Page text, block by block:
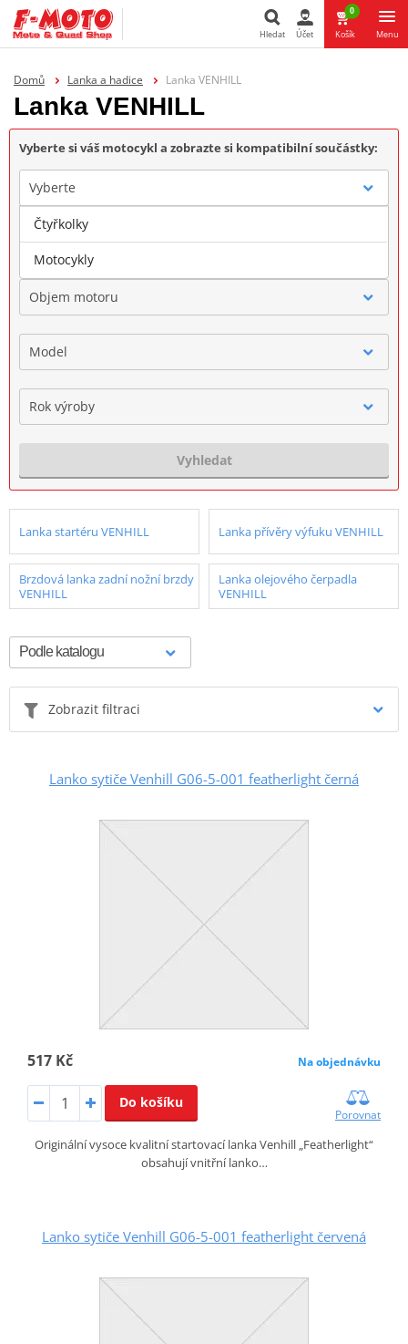
Hledat Účet
0
Košík Menu
Domů Lanka a hadice Lanka VENHILL
Lanka VENHILL
Vyberte si váš motocykl a zobrazte si kompatibilní součástky:
Vyberte
Značka
Objem motoru
Model
Rok výroby
Vyhledat
Lanka startéru VENHILL Lanka přívěry výfuku VENHILL
Brzdová lanka zadní nožní brzdy
VENHILL
Lanka olejového čerpadla
VENHILL
Zobrazit filtraci
Lanko sytiče Venhill G06-5-001 featherlight černá
517 Kč Na objednávku
Do košíku
Porovnat
Originální vysoce kvalitní startovací lanka Venhill „Featherlight“
obsahují vnitřní lanko…
Lanko sytiče Venhill G06-5-001 featherlight červená
Čtyřkolky
Motocykly